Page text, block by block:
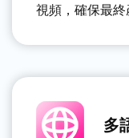
視頻，確保最終
多